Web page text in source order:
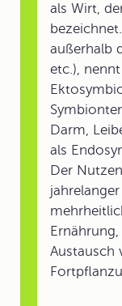
als Wirt,
außerhalb
etc.),
Darm,
als
Der
Austausch